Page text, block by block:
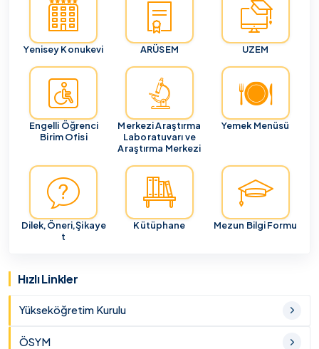
Yenisey Konukevi ARÜSEM UZEM
Engelli Öğrenci
Birim Ofisi
Merkezi Araştırma
Laboratuvarı ve
Araştırma Merkezi
Yemek Menüsü
Dilek,Öneri,Şikaye
t
Kütüphane Mezun Bilgi Formu
Hızlı Linkler
Yükseköğretim Kurulu
ÖSYM